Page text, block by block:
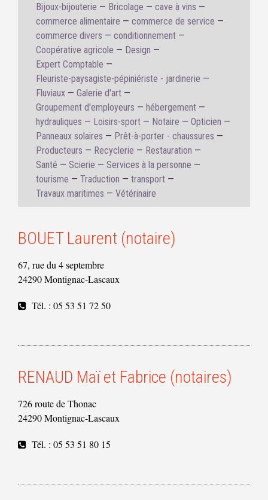
Bijoux-bijouterie
Bricolage
cave à vins
commerce alimentaire
commerce de service
commerce divers
conditionnement
Coopérative agricole
Design
Expert Comptable
Fleuriste-paysagiste-pépiniériste - jardinerie
Fluviaux
Galerie d'art
Groupement d'employeurs
hébergement
hydrauliques
Loisirs-sport Notaire
Opticien
Panneaux solaires
Prêt-à-porter - chaussures
Producteurs
Recyclerie
Restauration
Santé
Scierie
Services à la personne
tourisme
Traduction
transport
Travaux maritimes
Vétérinaire
BOUET Laurent (notaire)
67, rue du 4 septembre
24290 Montignac-Lascaux
Tél. : 05 53 51 72 50
RENAUD Maï et Fabrice (notaires)
726 route de Thonac
24290 Montignac-Lascaux
Tél. : 05 53 51 80 15